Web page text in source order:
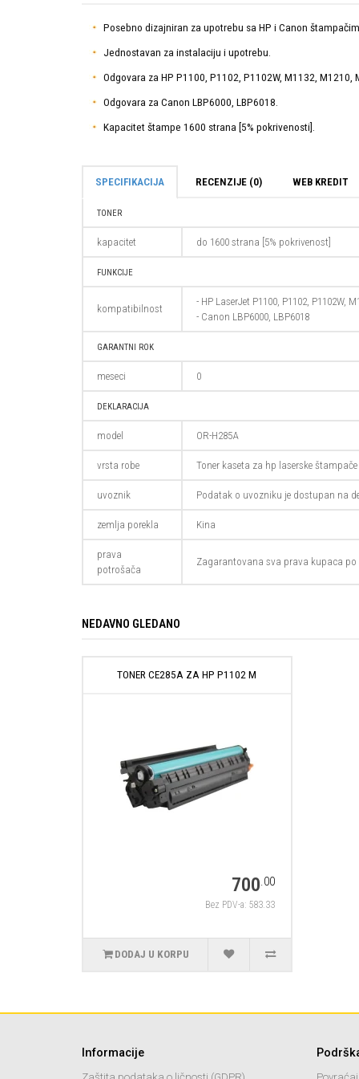
Posebno dizajniran za upotrebu sa HP i Canon
Jednostavan za instalaciju i upotrebu.
Odgovara za HP P1100, P1102, P1102W, M1132,
Odgovara za Canon LBP6000, LBP6018.
Kapacitet štampe 1600 strana [5% pokrivenosti].
SPECIFIKACIJA RECENZIJE (0) WEB KREDIT
TONER
kapacitet do 1600 strana [5% pokrivenost]
FUNKCIJE
kompatibilnost
- HP LaserJet P1100, P1102, P1102W,
- Canon LBP6000, LBP6018
GARANTNI ROK
meseci 0
DEKLARACIJA
model OR-H285A
vrsta robe Toner kaseta za hp laserske štampače
uvoznik Podatak o uvozniku je dostupan na
zemlja porekla Kina
prava
potrošača
Zagarantovana sva prava kupaca
NEDAVNO GLEDANO
TONER CE285A ZA HP P1102 M
700.00
Bez PDV-a: 583.33
DODAJ U KORPU
Informacije